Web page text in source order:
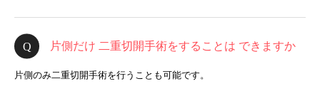
片側だけ 二重切開手術をすることは できますか
片側のみ二重切開手術を行うことも可能です。